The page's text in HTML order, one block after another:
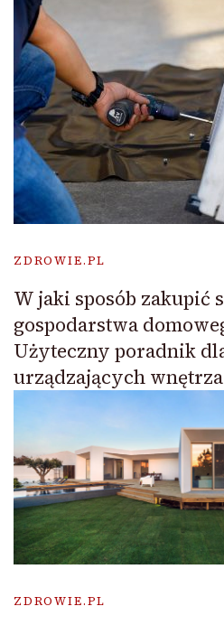
ZDROWIE.PL
W jaki sposób zakupić
gospodarstwa
Użyteczny poradnik
urządzających wnętrza
ZDROWIE.PL